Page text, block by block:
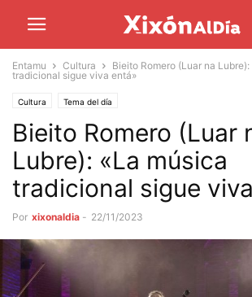
Entamu Cultura
Bieito Romero (Luar na
tradicional sigue viva entá»
Cultura Tema del día
Bieito Romero (Luar
Lubre): «La música
tradicional sigue
Por xixonaldia - 22/11/2023